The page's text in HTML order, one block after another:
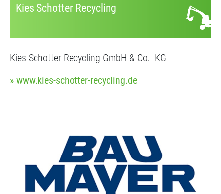
Kies Schotter Recycling
Kies Schotter Recycling GmbH & Co. -KG
» www.kies-schotter-recycling.de